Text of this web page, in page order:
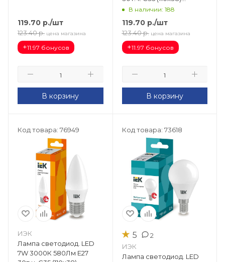
119.70 р./шт
123.40 р. цена магазина
+11.97 бонусов
В корзину
(аналог 60W) ECO свеча
LLE-C35-7-230-40-E27
В наличии: 188
119.70р./шт
123.40 р. цена магазина
+11.97 бонусов
В корзину
Код товара: 76949
ИЭК
Лампа светодиод. LED
7W 3000К 580Лм Е27
Код товара: 73618
★ 5 2
ИЭК
Лампа светодиод. LED